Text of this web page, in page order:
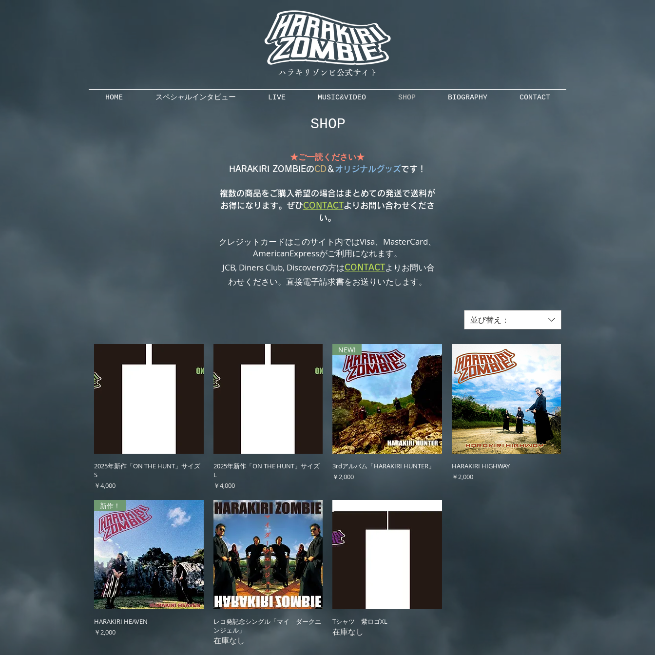
ハラキリゾンビ公式サイト
HOME スペシャルインタビュー LIVE MUSIC&VIDEO SHOP BIOGRAPHY CONTACT
SHOP
​​★ご一読ください★
HARAKIRI ZOMBIEのCD＆ オリジナルグッズです！
複数の商品をご購入希望の場合はまとめての発送で送料が
お得になります。ぜひCONTACT​よりお問い合わせくださ
い。
クレジットカードはこのサイト内ではVisa、MasterCard、
AmericanExpressがご利用になれます。
JCB, Diners Club, Discoverの方はCONTACTよりお問い合
わせください。直接電子請求書をお送りいたします。
並び替え：
クイックビュー
2025年新作「ON THE HUNT」サイズ
S
価格
￥4,000
クイックビュー
2025年新作「ON THE HUNT」サイズ
L
価格
￥4,000
クイックビュー
NEW!
3rdアルバム「HARAKIRI HUNTER」
価格
￥2,000
クイックビュー
HARAKIRI HIGHWAY
価格
￥2,000
クイックビュー
新作！
HARAKIRI HEAVEN
価格
￥2,000
クイックビュー
レコ発記念シングル「マイ ダークエ
ンジェル」
在庫なし
クイックビュー
Tシャツ 紫ロゴXL
在庫なし